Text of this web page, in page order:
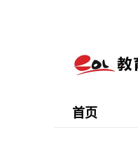
首页